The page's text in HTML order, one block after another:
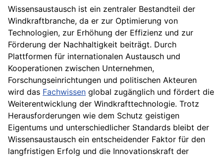
Wissensaustausch ist ein zentraler Bestandteil der
Windkraftbranche, da er zur Optimierung von
Technologien, zur Erhöhung der Effizienz und zur
Förderung der Nachhaltigkeit beiträgt. Durch
Plattformen für internationalen Austausch und
Kooperationen zwischen Unternehmen,
Forschungseinrichtungen und politischen Akteuren
wird das Fachwissen global zugänglich und fördert die
Weiterentwicklung der Windkrafttechnologie. Trotz
Herausforderungen wie dem Schutz geistigen
Eigentums und unterschiedlicher Standards bleibt der
Wissensaustausch ein entscheidender Faktor für den
langfristigen Erfolg und die Innovationskraft der